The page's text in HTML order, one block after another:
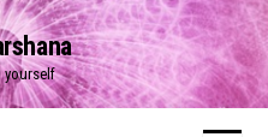
yourself